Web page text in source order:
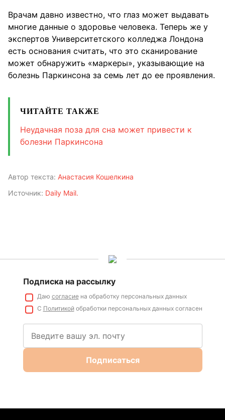
Врачам давно известно, что глаз может выдавать
многие данные о здоровье человека. Теперь же у
экспертов Университетского колледжа Лондона
есть основания считать, что это сканирование
может обнаружить «маркеры», указывающие на
болезнь Паркинсона за семь лет до ее проявления.
ЧИТАЙТЕ ТАКЖЕ
Неудачная поза для сна может привести к
болезни Паркинсона
Автор текста: Анастасия Кошелкина
Источник: Daily Mail.
Подписка на рассылку
Даю согласиена обработку персональных данных
С Политикойобработки персональных данных согласен
Подписаться